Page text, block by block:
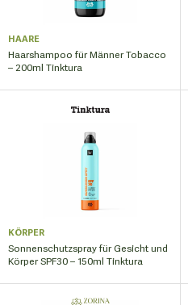
HAARE
Haarshampoo für Männer Tobacco
– 200ml Tinktura
KÖRPER
Sonnenschutzspray für Gesicht und
Körper SPF30 – 150ml Tinktura